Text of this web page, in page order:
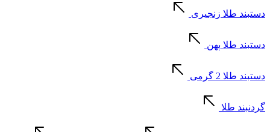
دستبند طلا زنجیری
دستبند طلا پهن
دستبند طلا 2 گرمی
گردنبند طلا